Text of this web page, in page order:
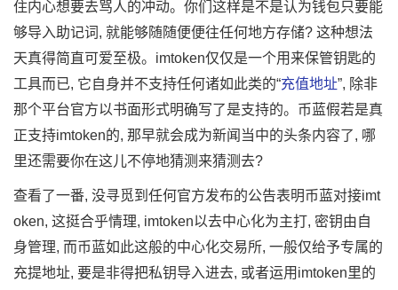
住内心想要去骂人的冲动。你们这样是不是认为钱包只要能
够导入助记词, 就能够随随便便往任何地方存储? 这种想法
天真得简直可爱至极。imtoken仅仅是一个用来保管钥匙的
工具而已, 它自身并不支持任何诸如此类的“充值地址”, 除非
那个平台官方以书面形式明确写了是支持的。币蓝假若是真
正支持imtoken的, 那早就会成为新闻当中的头条内容了, 哪
里还需要你在这儿不停地猜测来猜测去?
查看了一番, 没寻觅到任何官方发布的公告表明币蓝对接imt
oken, 这挺合乎情理, imtoken以去中心化为主打, 密钥由自
身管理, 而币蓝如此这般的中心化交易所, 一般仅给予专属的
充提地址, 要是非得把私钥导入进去, 或者运用imtoken里的